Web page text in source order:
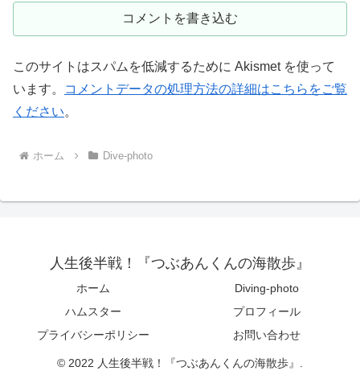
コメントを書き込む
このサイトはスパムを低減するために Akismet を使って
います。
コメントデータの処理方法の詳細はこちらをご覧
ください。
ホーム Dive-photo
人生後半戦！『つぶあんくんの海散歩』
ホーム
Diving-photo
ハムスター
プロフィール
プライバシーポリシー
お問い合わせ
© 2022 人生後半戦！『つぶあんくんの海散歩』.